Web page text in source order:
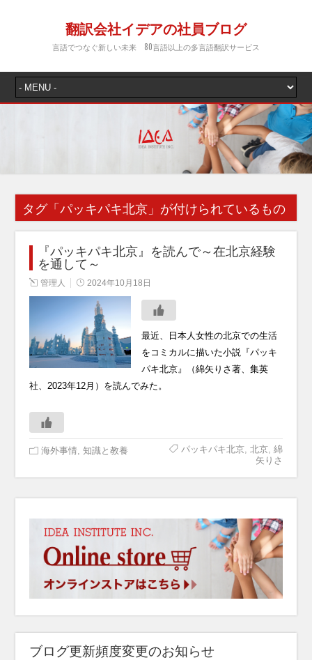
翻訳会社イデアの社員ブログ
言語でつなぐ新しい未来 80言語以上の多言語翻訳サービス
タグ「パッキパキ北京 」が付けられているもの
『パッキパキ北京』を読んで～在北京経験
を通して～
管理人 2024年10月18日
最近、日本人女性の北京での生活
をコミカルに描いた小説『パッキ
パキ北京』（綿矢りさ著、集英
社、2023年12月）を読んでみた。
海外事情 ,知識と教養 パッキパキ北京, 北京, 綿
矢りさ
ブログ更新頻度変更のお知らせ